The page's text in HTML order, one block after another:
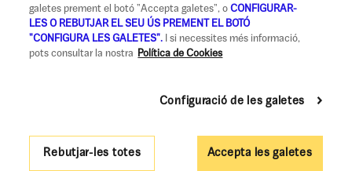
Reclamacions
Codi de Bones Pràctiques
Govern Corporatiu i Política de Remuneracions
galetes prement el botó "Accepta galetes", oCONFIGURAR-
LES O REBUTJAR EL SEU ÚS PREMENT EL BOTÓ
"CONFIGURA LES GALETES". I si necessites més informació,
pots consultar la nostra
Política de Cookies
Accepta les galetes
Rebutjar-les totes
Configuració de les galetes